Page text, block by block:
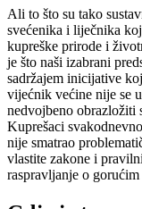
Ali to što su tako
svećenika i liječnika
kupreške prirode i
je što naši izabrani
sadržajem inicijative
vijećnik većine nije se
nedvojbeno obrazložiti
Kuprešaci
nije smatrao
vlastite zakone i
raspravljanje o gorućim